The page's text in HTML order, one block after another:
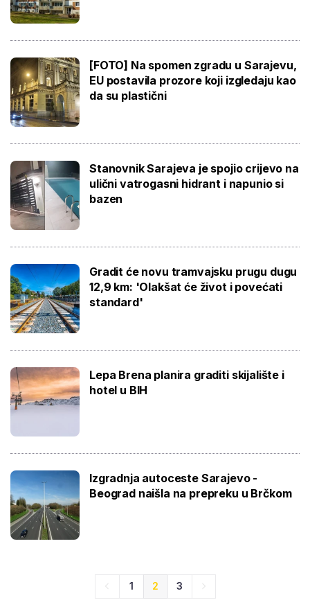
[FOTO] Na spomen zgradu u Sarajevu,
EU postavila prozore koji izgledaju kao
da su plastični
Stanovnik Sarajeva je spojio crijevo na
ulični vatrogasni hidrant i napunio si
bazen
Gradit će novu tramvajsku prugu dugu
12,9 km: 'Olakšat će život i povećati
standard'
Lepa Brena planira graditi skijalište i
hotel u BIH
Izgradnja autoceste Sarajevo -
Beograd naišla na prepreku u Brčkom
1 2 3